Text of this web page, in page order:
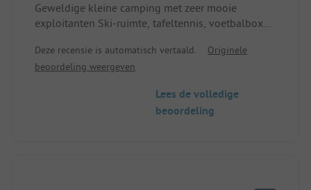
Geweldige kleine camping met zeer mooie
exploitanten Ski-ruimte, tafeltennis, voetbalbox
Deze recensie is automatisch vertaald.
Originele
beoordeling weergeven
Lees de volledige
beoordeling